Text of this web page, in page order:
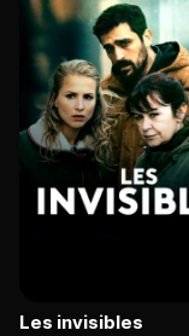
Les invisibles